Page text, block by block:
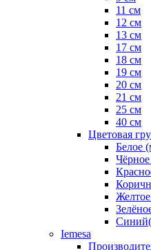
11 см
12 см
13 см
17 см
18 см
19 см
20 см
21 см
25 см
40 см
Цветовая
Белое
Чёрное
Iemesa